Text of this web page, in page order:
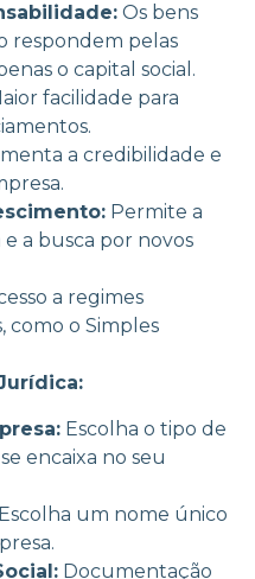
Os bens
respondem pelas
o capital social.
facilidade para
a credibilidade e
Permite a
a busca por novos
a regimes
como o Simples
Escolha o tipo de
encaixa no seu
Escolha um nome único
Documentação